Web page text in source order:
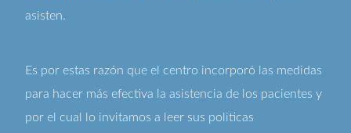
asisten.
Es por estas razón que el centro incorporó las medidas
para hacer más efectiva la asistencia de los pacientes y
por el cual lo invitamos a leer sus politicas